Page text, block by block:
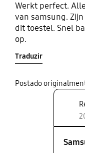
Werkt perfect.
van samsung.
dit toestel. Snel
op.
Traduzir
Postado